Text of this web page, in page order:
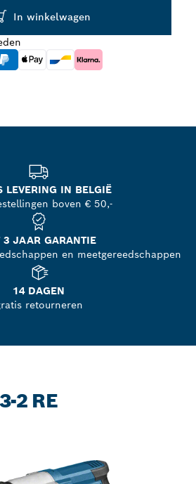
In winkelwagen
LEVERING IN BELGIË
boven € 50,-
3 JAAR GARANTIE
en meetgereedschappen
14 DAGEN
retourneren
2 RE